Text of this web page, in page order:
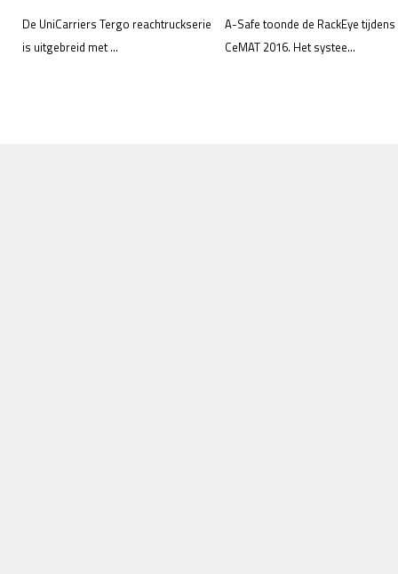
De UniCarriers Tergo reachtruckserie
is uitgebreid met ...
A-Safe toonde de RackEye tijdens
CeMAT 2016. Het systee...